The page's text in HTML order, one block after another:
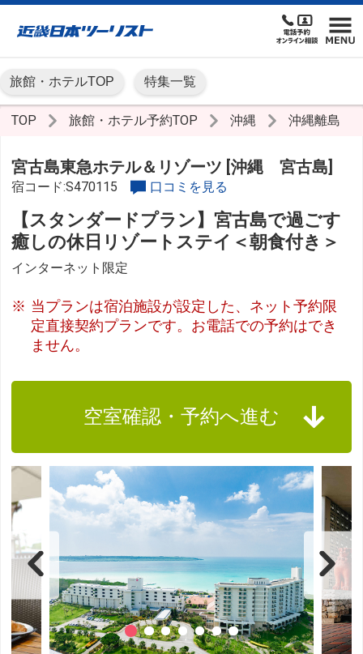
旅館・ホテルTOP 特集一覧
TOP 旅館・ホテル予約TOP 沖縄 沖縄離島
宮古島東急ホテル＆リゾーツ [沖縄 宮古島]
宿コード:S470115 口コミを見る
【スタンダードプラン】宮古島で過ごす
癒しの休日リゾートステイ＜朝食付き＞
インターネット限定
当プランは宿泊施設が設定した、ネット予約限
定直接契約プランです。お電話での予約はでき
ません。
空室確認・予約へ進む